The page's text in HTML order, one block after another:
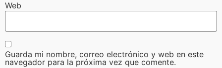
Web
Guarda mi nombre, correo electrónico y web en este
navegador para la próxima vez que comente.